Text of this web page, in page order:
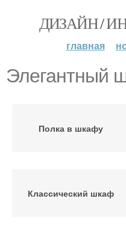
ДИЗАЙН /
главная
Элегантный
Полка в шкафу
Классический шкаф